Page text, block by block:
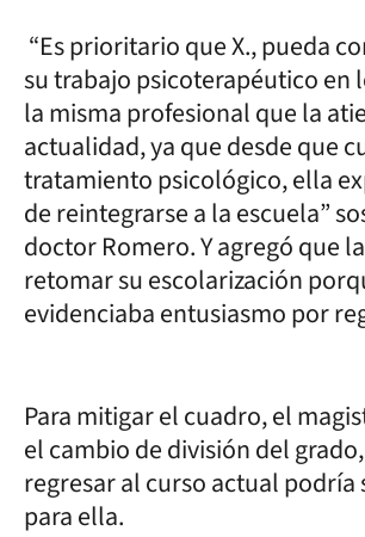
“Es prioritario que X., pueda
su trabajo psicoterapéutico en
la misma profesional que la
actualidad, ya que desde que
tratamiento psicológico, ella
de reintegrarse a la escuela”
doctor Romero. Y agregó que
retomar su escolarización
evidenciaba entusiasmo por
Para mitigar el cuadro, el
el cambio de división del
regresar al curso actual podría
para ella.